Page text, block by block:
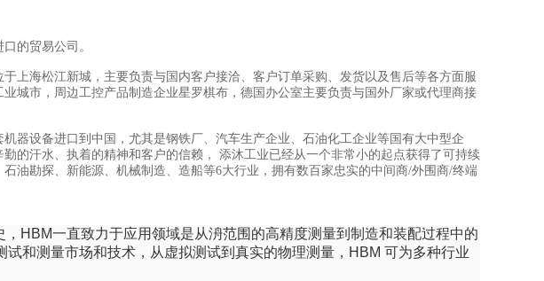
的贸易公司。
上海松江新城，主要负责与国内客户接洽、客户订单采购、发货以及售后等各方面服
城市，周边工控产品制造企业星罗棋布，德国办公室主要负责与国外厂家或代理商接
器设备进口到中国，尤其是钢铁厂、汽车生产企业、石油化工企业等国有大中型企
的汗水、执着的精神和客户的信赖， 添沐工业已经从一个非常小的起点获得了可持续
油勘探、新能源、机械制造、造船等6大行业，拥有数百家忠实的中间商/外围商/终端
HBM一直致力于应用领域是从洀范围的高精度测量到制造和装配过程中的
和测量市场和技术，从虚拟测试到真实的物理测量，HBM 可为多种行业